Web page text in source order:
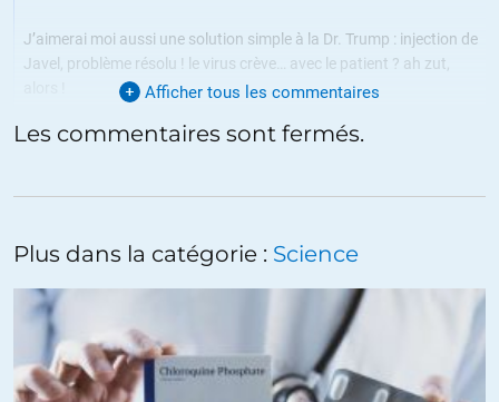
J’aimerai moi aussi une solution simple à la Dr. Trump : injection de
Javel, problème résolu ! le virus crève… avec le patient ? ah zut,
+21 ALERTER
sanctionner les personnes aux responsabilites qui ont fait les
performances? C’est ca le neoliberalisme? devenir chef parce que
le chef ne peut jamais avoir tort et qu’il a toujours une excuse
valable ?
comme d’habitude deux poids deux mesures: t’es en bas de
Afficher tous les commentaires
Les commentaires sont fermés.
Plus dans la catégorie : Science